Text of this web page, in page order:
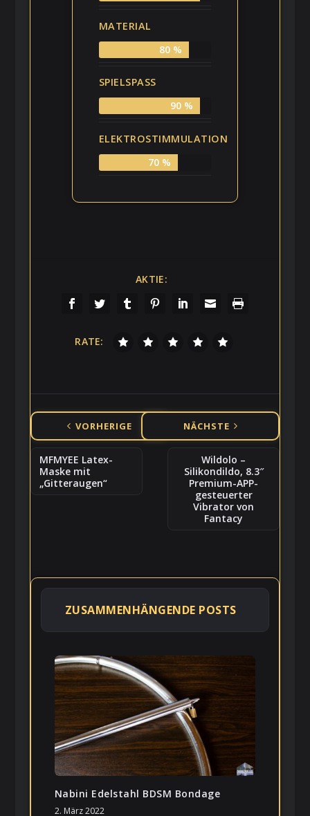
MATERIAL
80 %
SPIELSPASS
90 %
ELEKTROSTIMMULATION
70 %
AKTIE:
RATE:
VORHERIGE
MFMYEE Latex-
Maske mit
„Gitteraugen“
NÄCHSTE
Wildolo –
Silikondildo, 8.3″
Premium-APP-
gesteuerter
Vibrator von
Fantacy
ZUSAMMENHÄNGENDE POSTS
Nabini Edelstahl BDSM Bondage
2. März 2022